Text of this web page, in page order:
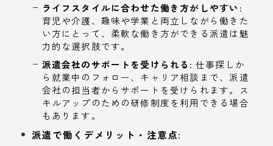
ライフスタイルに合わせた働き方がしやすい:
育児や介護、趣味や学業と両立しながら働きた
い方にとって、柔軟な働き方ができる派遣は魅
力的な選択肢です。
派遣会社のサポートを受けられる: 仕事探しか
ら就業中のフォロー、キャリア相談まで、派遣
会社の担当者からサポートを受けられます。ス
キルアップのための研修制度を利用できる場合
もあります。
派遣で働くデメリット・注意点: